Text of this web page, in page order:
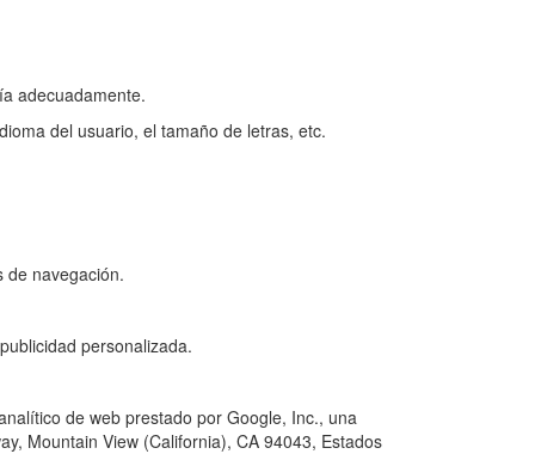
adecuadamente.
del usuario, el tamaño de letras, etc.
navegación.
personalizada.
de web prestado por Google, Inc., una
Mountain View (California), CA 94043, Estados